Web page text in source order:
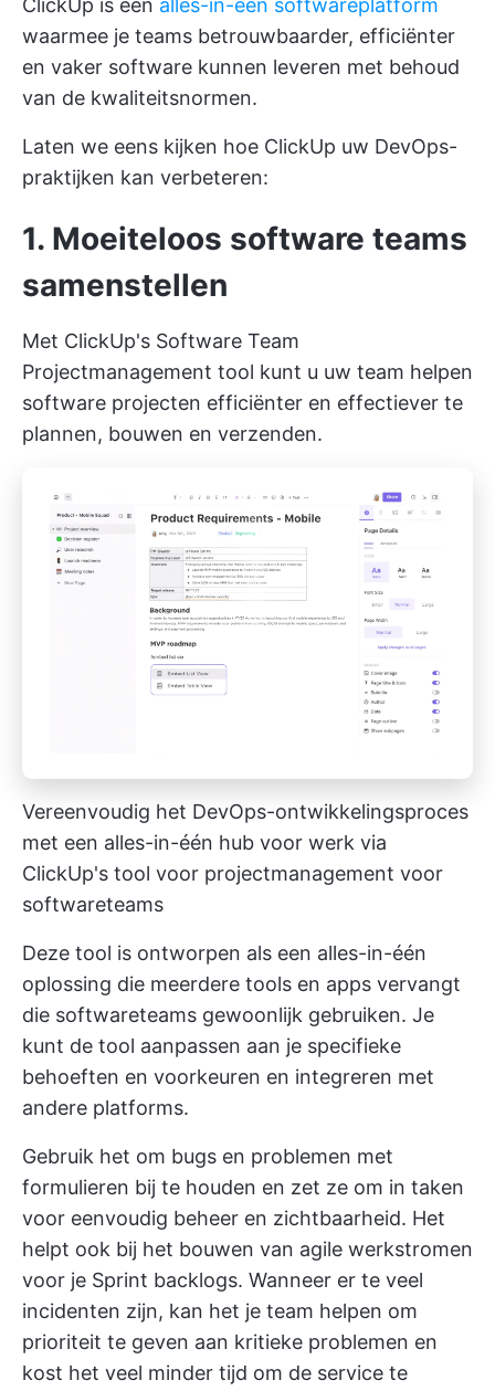
ClickUp is een alles-in-één softwareplatform
waarmee je teams betrouwbaarder, efficiënter
en vaker software kunnen leveren met behoud
van de kwaliteitsnormen.
Laten we eens kijken hoe ClickUp uw DevOps-
praktijken kan verbeteren:
1. Moeiteloos software teams
samenstellen
Met ClickUp's Software Team
Projectmanagement tool kunt u uw team helpen
software projecten efficiënter en effectiever te
plannen, bouwen en verzenden.
Vereenvoudig het DevOps-ontwikkelingsproces
met een alles-in-één hub voor werk via
ClickUp's tool voor projectmanagement voor
softwareteams
Deze tool is ontworpen als een alles-in-één
oplossing die meerdere tools en apps vervangt
die softwareteams gewoonlijk gebruiken. Je
kunt de tool aanpassen aan je specifieke
behoeften en voorkeuren en integreren met
andere platforms.
Gebruik het om bugs en problemen met
formulieren bij te houden en zet ze om in taken
voor eenvoudig beheer en zichtbaarheid. Het
helpt ook bij het bouwen van agile werkstromen
voor je Sprint backlogs. Wanneer er te veel
incidenten zijn, kan het je team helpen om
prioriteit te geven aan kritieke problemen en
kost het veel minder tijd om de service te